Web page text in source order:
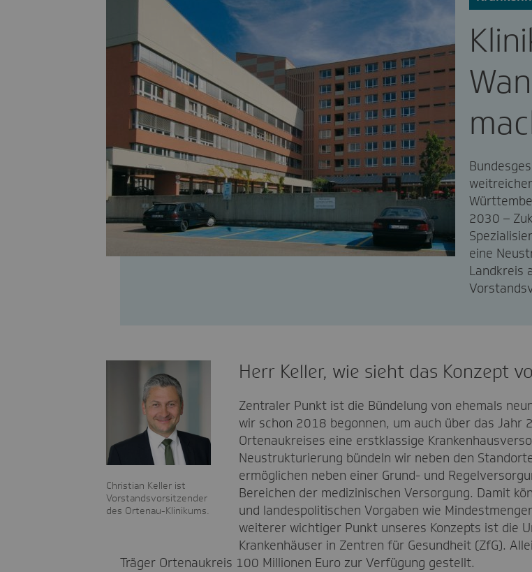
2030 –
eine
Landkreis
Christian Keller ist
Vorstandsvorsitzender
des Ortenau-Klinikums.
Herr Keller, wie sieht das Konzept
Zentraler Punkt ist die Bündelung von ehemals
wir schon 2018 begonnen, um auch über das
Ortenaukreises eine erstklassige
Neustrukturierung bündeln wir neben den
ermöglichen neben einer Grund- und
Bereichen der medizinischen Versorgung. Damit
und landespolitischen Vorgaben wie
weiterer wichtiger Punkt unseres Konzepts ist die
Krankenhäuser in Zentren für Gesundheit (ZfG).
Träger Ortenaukreis 100 Millionen Euro zur Verfügung gestellt.